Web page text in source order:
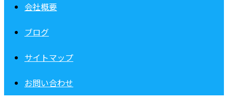
会社概要
ブログ
サイトマップ
お問い合わせ